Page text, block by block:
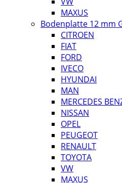
MAXUS
Bodenplatte 12 mm
CITROEN
FIAT
FORD
IVECO
HYUNDAI
MAN
MERCEDES
NISSAN
OPEL
PEUGEOT
RENAULT
TOYOTA
VW
MAXUS